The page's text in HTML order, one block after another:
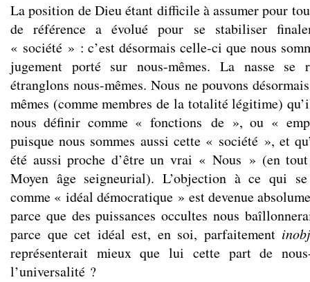
La position de Dieu étant difficile à assumer pour
de référence a évolué pour se stabiliser
« société » : c’est désormais celle-ci que nous
jugement porté sur nous-mêmes. La nasse se
étranglons nous-mêmes. Nous ne pouvons
mêmes (comme membres de la totalité légitime)
nous définir comme « fonctions de », ou «
puisque nous sommes aussi cette « société », et
été aussi proche d’être un vrai « Nous » (en tout
Moyen âge seigneurial). L’objection à ce qui se
comme « idéal démocratique » est devenue
parce que des puissances occultes nous
parce que cet idéal est, en soi, parfaitement
représenterait mieux que lui cette part de
l’universalité ?